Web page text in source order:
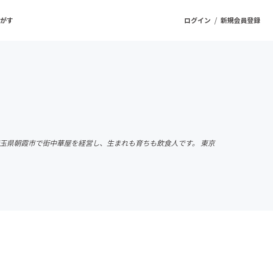
ログイン / 新規会員登録
す
食店
ファッション
県朝霞市で街中華屋を経営し、生まれも育ちも飲食人です。 東京